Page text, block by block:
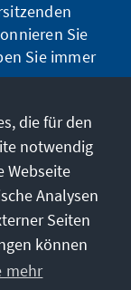
Sie
Sie immer
die für den
notwendig
Webseite
Analysen
Seiten
können
mehr